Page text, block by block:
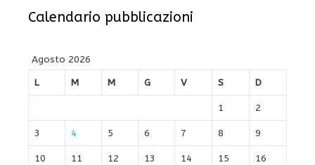
Calendario pubblicazioni
Agosto 2026
L
M M G V S D
1 2
3 4 5 6 7 8 9
10 11 12 13 14 15 16